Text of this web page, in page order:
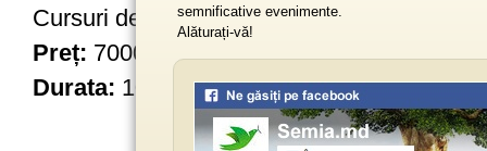
Cursuri de manichiură individuală.
Preț: 7000 lei.
Durata: 10 lecții.
semnificative evenimente.
Alăturați-vă!